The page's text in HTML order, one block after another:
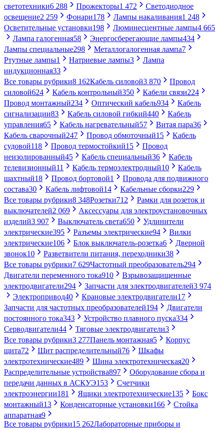
светотехники6 288 Прожекторы1 472
Светодиодное
освещение2 259 Фонари178 Лампы накаливания1 248
Осветительные установки198 Люминесцентные лампы4 665
Лампа галогенная58 Энергосберегающие лампы434
Лампы специальные298 Металлогалогенная лампа7
Ртутные лампы1 Натриевые лампы3
Лампа
индукционная33
Все товары рубрики8 162Кабель силовой3 870
Провод
силовой624 Кабель контрольный350 Кабели связи224
Провод монтажный234 Оптический кабель934
Кабель
сигнализации83 Кабель силовой гибкий440
Кабель
управления65 Кабель нагревательный57 Витая пара36
Кабель сварочный247 Провод обмоточный15
Кабель
судовой118 Провод термостойкий15
Провод
неизолированный45 Кабель специальный36
Кабель
телевизионный11 Кабель термоэлектродный10
Кабель
шахтный18 Провод бортовой1
Провода для подвижного
состава30 Кабель лифтовой14 Кабельные сборки229
Все товары рубрики8 348Розетки712
Рамки для розеток и
выключателей2 069
Аксессуары для электроустановочных
изделий3 907 Выключатель света650
Удлинители
электрические395 Разъемы электрические94
Вилки
электрические106 Блок выключатель-розетка6
Дверной
звонок10 Разветвители питания, переходники38
Все товары рубрики7 629Частотный преобразователь294
Двигатели переменного тока910
Взрывозащищенные
электродвигатели294 Запчасти для электродвигателей3 974
Электропривод40 Крановые электродвигатели17
Запчасти для частотных преобразователей194
Двигатели
постоянного тока343 Устройство плавного пуска334
Серводвигатели44 Тяговые электродвигатели3
Все товары рубрики3 277Панель монтажная5
Корпус
щита72 Щит распределительный76
Шкафы
электротехнические489 Шина электротехническая20
Распределительные устройства897
Оборудование сбора и
передачи данных в АСКУЭ153
Счетчики
электроэнергии181 Ящики электротехнические135
Бокс
монтажный13 Конденсаторные установки166
Стойка
аппаратная9
Все товары рубрики15 262Лабораторные приборы и